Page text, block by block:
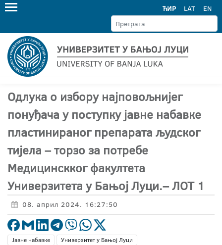
ЋИР LAT EN
Одлука о избору најповољнијег
понуђача у поступку јавне набавке
пластинираног препарата људског
тијела – торзо за потребе
Медицинскког факултета
Универзитета у Бањој Луци.– ЛОТ 1
08. април 2024. 16:27:50
Јавне набавке
Универзитет у Бањој Луци